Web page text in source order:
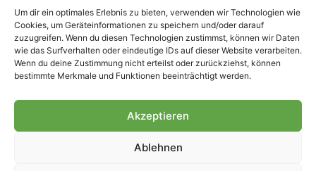
Um dir ein optimales Erlebnis zu bieten, verwenden wir Technologien wie
Cookies, um Geräteinformationen zu speichern und/oder darauf
zuzugreifen. Wenn du diesen Technologien zustimmst, können wir Daten
wie das Surfverhalten oder eindeutige IDs auf dieser Website verarbeiten.
Wenn du deine Zustimmung nicht erteilst oder zurückziehst, können
bestimmte Merkmale und Funktionen beeinträchtigt werden.
Akzeptieren
Ablehnen
© 2007-2026 Fohlen-Hautnah.de
– Alle rechte vorbehalten.
Fohlen-Hautnah.de ist ein
offiziell eingetragenes Magazin